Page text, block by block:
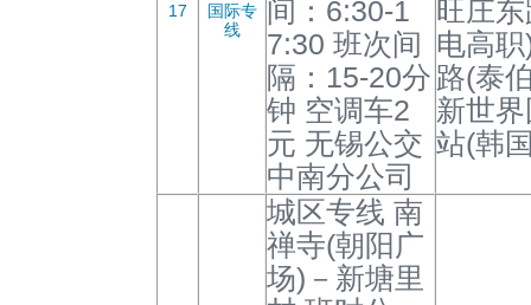
17
国际专
线
间：6:30-1
7:30 班次间
隔：15-20分
钟 空调车2
元 无锡公交
中南分公司
旺庄
电高
路(泰
新世
站(韩
城区专线 南
禅寺(朝阳广
场)－新塘里